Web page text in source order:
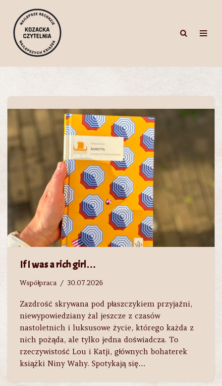
Przejdź
do
treści
If I was a rich girl…
Współpraca 30.07.2026
Zazdrość skrywana pod płaszczykiem przyjaźni,
niewypowiedziany żal jeszcze z czasów
nastoletnich i luksusowe życie, którego każda z
nich pożąda, ale tylko jedna doświadcza. To
rzeczywistość Lou i Katji, głównych bohaterek
książki Niny Wahy. Spotykają się…